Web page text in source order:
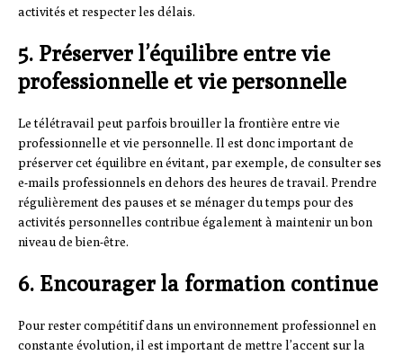
activités et respecter les délais.
5. Préserver l’équilibre entre vie
professionnelle et vie personnelle
Le télétravail peut parfois brouiller la frontière entre vie
professionnelle et vie personnelle. Il est donc important de
préserver cet équilibre en évitant, par exemple, de consulter ses
e-mails professionnels en dehors des heures de travail. Prendre
régulièrement des pauses et se ménager du temps pour des
activités personnelles contribue également à maintenir un bon
niveau de bien-être.
6. Encourager la formation continue
Pour rester compétitif dans un environnement professionnel en
constante évolution, il est important de mettre l’accent sur la